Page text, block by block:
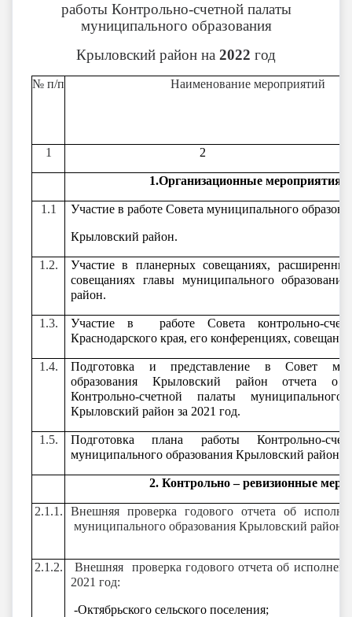
работы Контрольно-счетной палаты
муниципального образования
Крыловский район на 2022 год
№ п/п Наименование мероприятий
1 2
1.Организационные мероприятия
1.1 Участие в работе Совета муниципального
Крыловский район.
1.2.
Участие в планерных совещаниях,
совещаниях главы муниципального
район.
1.3.
Участие в работе Совета контрольно-
Краснодарского края, его конференциях,
1.4.
Подготовка и представление в Совет
образования Крыловский район отчета о
Контрольно-счетной палаты муниципального
Крыловский район за 2021 год.
1.5.
Подготовка плана работы Контрольно-
муниципального образования Крыловский район
2. Контрольно – ревизионные
2.1.1.
Внешняя проверка годового отчета об
муниципального образования Крыловский район
2.1.2.
Внешняя проверка годового отчета об
2021 год:
-Октябрьского сельского поселения;